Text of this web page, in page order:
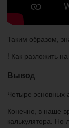
Таким образом,
! Как разложить
Вывод
Четыре основных
Конечно, в наше
калькулятора. Но